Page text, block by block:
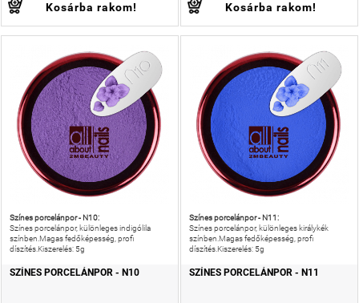
Kosárba rakom! Kosárba rakom!
Színes porcelánpor - N10:
Színes porcelánpor, különleges indigólila
színben.Magas fedőképesség, profi
díszítés.Kiszerelés: 5g
SZÍNES PORCELÁNPOR - N10
Színes porcelánpor - N11:
Színes porcelánpor, különleges királykék
színben.Magas fedőképesség, profi
díszítés.Kiszerelés: 5g
SZÍNES PORCELÁNPOR - N11